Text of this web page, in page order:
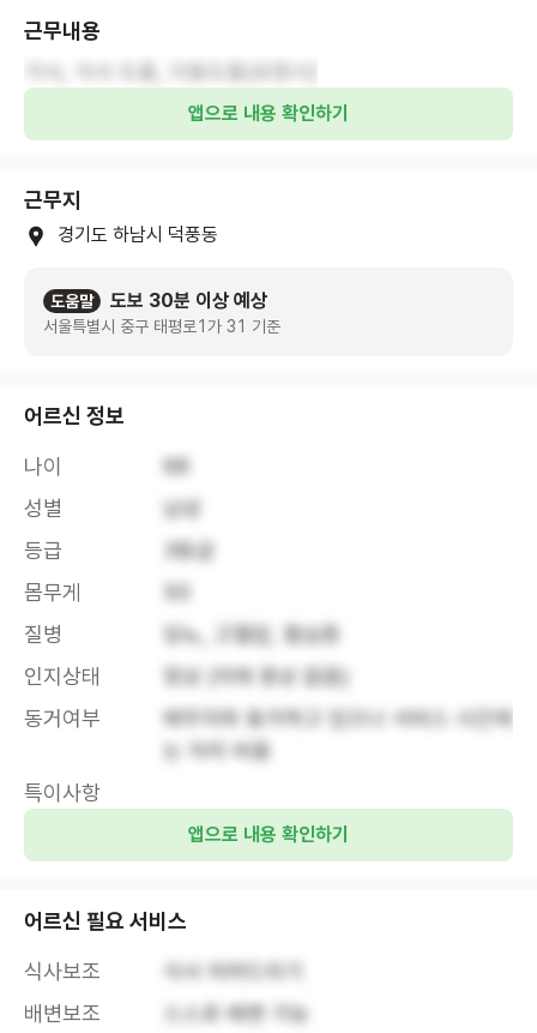
근무내용
앱으로 내용 확인하기
근무지
경기도 하남시 덕풍동
도움말 도보 30분 이상 예상
서울특별시 중구 태평로1가 31 기준
어르신 정보
나이
68
성별
남성
등급
3등급
몸무게
50
질병
당뇨, 고혈압, 협심증
인지상태
정상 (치매 증상 없음)
동거여부
배우자와 동거하고 있으나 서비스 시간에
는 자리 비움
특이사항
앱으로 내용 확인하기
어르신 필요 서비스
식사보조
식사 차려드리기
배변보조
스스로 배변 가능